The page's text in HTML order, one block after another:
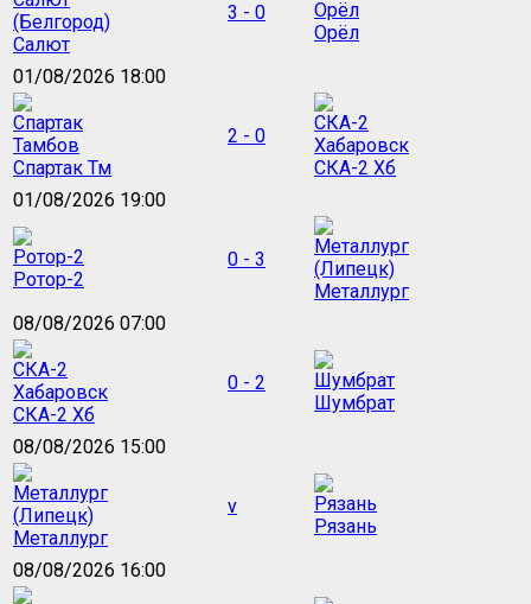
Салют
3 - 0
Орёл
01/08/2026 18:00
Спартак Тм
2 - 0
СКА-2 Хб
01/08/2026 19:00
Ротор-2
0 - 3
Металлург
08/08/2026 07:00
СКА-2 Хб
0 - 2
Шумбрат
08/08/2026 15:00
Металлург
v
Рязань
08/08/2026 16:00